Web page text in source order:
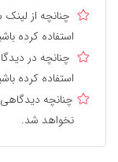
چنانچه از
استفاده کرده
چنانچه در
استفاده کرده
چنانچه
نخواهد شد.